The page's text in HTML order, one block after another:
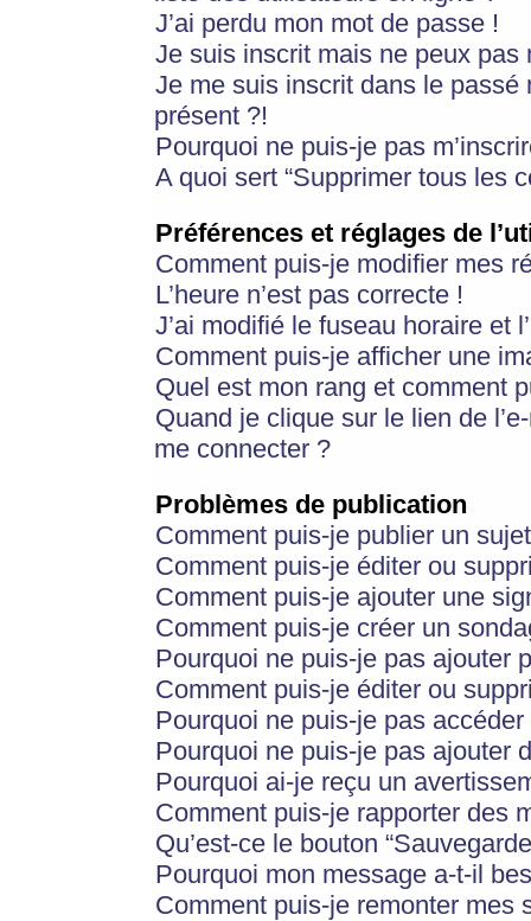
J’ai perdu mon mot de passe !
Je suis inscrit mais ne peux pas
Je me suis inscrit dans le
présent ?!
Pourquoi ne puis-je pas
A quoi sert “Supprimer tous les
Préférences et réglages de
Comment puis-je modifier mes
L’heure n’est pas correcte !
J’ai modifié le fuseau horaire et
Comment puis-je afficher une
Quel est mon rang et comment
Quand je clique sur le lien de
me connecter ?
Problèmes de publication
Comment puis-je publier un
Comment puis-je éditer ou
Comment puis-je ajouter une
Comment puis-je créer un
Pourquoi ne puis-je pas ajouter
Comment puis-je éditer ou
Pourquoi ne puis-je pas
Pourquoi ne puis-je pas ajouter
Pourquoi ai-je reçu un
Comment puis-je rapporter des
Qu’est-ce le bouton
Pourquoi mon message a-t-il
Comment puis-je remonter mes